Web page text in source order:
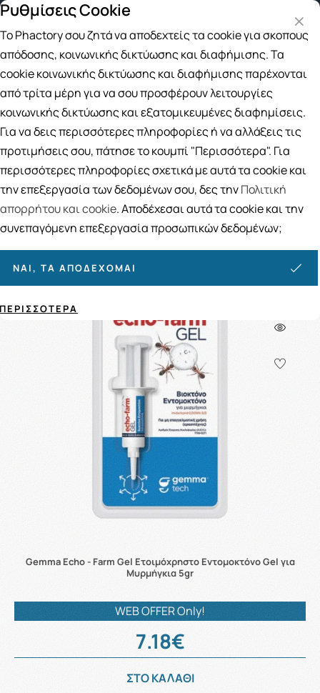
Δωρεάν μεταφορικά για αγορές
Αναζήτηση
Αρχική / Εταιρίες / GEMMA TECH
GEMMA TECH
Ταξινόμηση Προβολή
1 ΠΡΟΪΌΝΤΑ
Gemma Echo - Farm Gel Ετοιμόχρηστο Εντομοκτόνο Gel για
Μυρμήγκια 5gr
WEB OFFER Only!
7.18€
ΣΤΟ ΚΑΛΑΘΙ
Ρυθμίσεις Cookie
Το Phactory σου ζητά να αποδεχτείς τα cookie για σκοπούς
απόδοσης, κοινωνικής δικτύωσης και διαφήμισης. Τα
cookie κοινωνικής δικτύωσης και διαφήμισης παρέχονται
από τρίτα μέρη για να σου προσφέρουν λειτουργίες
κοινωνικής δικτύωσης και εξατομικευμένες διαφημίσεις.
Για να δεις περισσότερες πληροφορίες ή να αλλάξεις τις
προτιμήσεις σου, πάτησε το κουμπί "Περισσότερα". Για
περισσότερες πληροφορίες σχετικά με αυτά τα cookie και
την επεξεργασία των δεδομένων σου, δες τηνΠολιτική
απορρήτου και cookie. Αποδέχεσαι αυτά τα cookie και την
συνεπαγόμενη επεξεργασία προσωπικών δεδομένων;
ΝΑΙ, ΤΑ ΑΠΟΔΈΧΟΜΑΙ
ΠΕΡΙΣΣΌΤΕΡΑ